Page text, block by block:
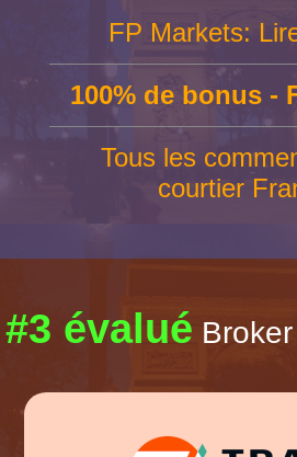
FP Markets:
100% de bonus -
Tous les
courtier
#3 évalué